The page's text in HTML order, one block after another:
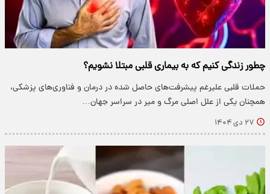
چطور زندگی کنیم که به بیماری قلبی مبتلا نشویم؟
حملات قلبی علیرغم پیشرفت‌های حاصل شده در درمان‌ و فناوری‌های پزشکی،
همچنان یکی از علل اصلی مرگ و میر در سراسر جهان…
۲۷ دی ۱۴۰۴